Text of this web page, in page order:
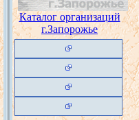
Каталог организаций
г.Запорожье